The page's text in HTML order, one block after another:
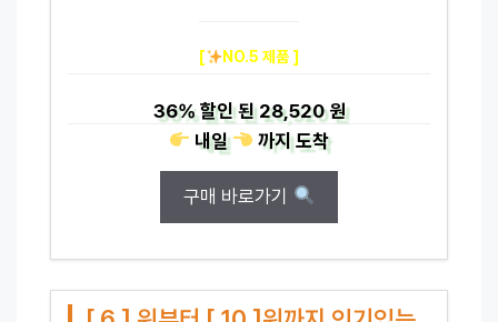
[ NO.5 제품 ]
36%할인 된28,520 원
내일
까지도착
구매 바로가기